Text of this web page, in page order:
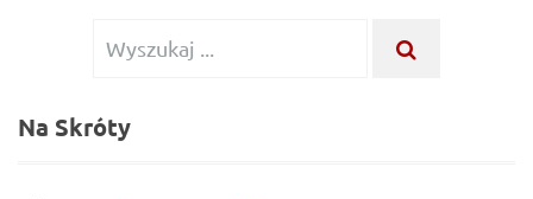
Wyszukiwanie
Na Skróty